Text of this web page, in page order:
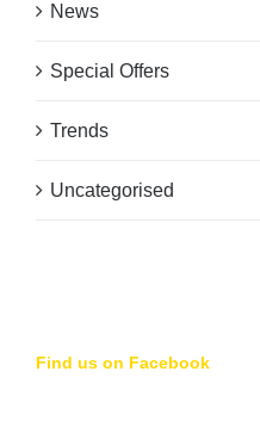
News
Special Offers
Trends
Uncategorised
Find us on Facebook